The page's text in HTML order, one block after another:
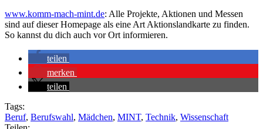
www.komm-mach-mint.de: Alle Projekte, Aktionen und Messen
sind auf dieser Homepage als eine Art Aktionslandkarte zu finden.
So kannst du dich auch vor Ort informieren.
teilen
merken
teilen
Tags:
Beruf, Berufswahl, Mädchen, MINT, Technik, Wissenschaft